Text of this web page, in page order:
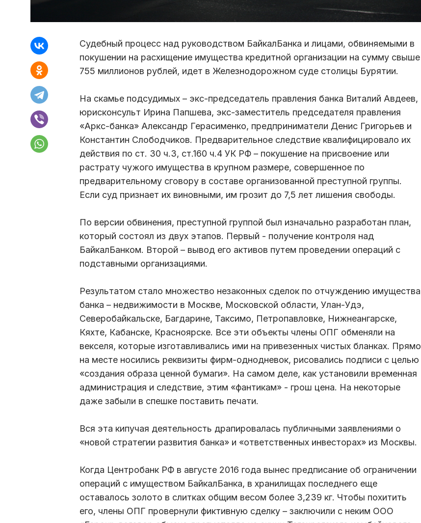
Cудебный процесс над руководством БайкалБанка и лицами, обвиняемыми в
покушении на расхищение имущества кредитной организации на сумму свыше
755 миллионов рублей, идет в Железнодорожном суде столицы Бурятии.
На скамье подсудимых – экс-председатель правления банка Виталий Авдеев,
юрисконсульт Ирина Папшева, экс-заместитель председателя правления
«Аркс-банка» Александр Герасименко, предприниматели Денис Григорьев и
Константин Слободчиков. Предварительное следствие квалифицировало их
действия по ст. 30 ч.3, ст.160 ч.4 УК РФ – покушение на присвоение или
растрату чужого имущества в крупном размере, совершенное по
предварительному сговору в составе организованной преступной группы.
Если суд признает их виновными, им грозит до 7,5 лет лишения свободы.
По версии обвинения, преступной группой был изначально разработан план,
который состоял из двух этапов. Первый - получение контроля над
БайкалБанком. Второй – вывод его активов путем проведении операций с
подставными организациями.
Результатом стало множество незаконных сделок по отчуждению имущества
банка – недвижимости в Москве, Московской области, Улан-Удэ,
Северобайкальске, Багдарине, Таксимо, Петропавловке, Нижнеангарске,
Кяхте, Кабанске, Красноярске. Все эти объекты члены ОПГ обменяли на
векселя, которые изготавливались ими на привезенных чистых бланках. Прямо
на месте носились реквизиты фирм-однодневок, рисовались подписи с целью
«создания образа ценной бумаги». На самом деле, как установили временная
администрация и следствие, этим «фантикам» - грош цена. На некоторые
даже забыли в спешке поставить печати.
Вся эта кипучая деятельность драпировалась публичными заявлениями о
«новой стратегии развития банка» и «ответственных инвесторах» из Москвы.
Когда Центробанк РФ в августе 2016 года вынес предписание об ограничении
операций с имуществом БайкалБанка, в хранилищах последнего еще
оставалось золото в слитках общим весом более 3,239 кг. Чтобы похитить
его, члены ОПГ провернули фиктивную сделку – заключили с неким ООО